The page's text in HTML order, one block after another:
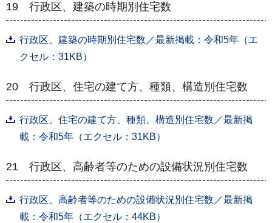
19 行政区、建築の時期別住宅数
行政区、建築の時期別住宅数／最新掲載：令和5年（エ
クセル：31KB）
20 行政区、住宅の建て方、種類、構造別住宅数
行政区、住宅の建て方、種類、構造別住宅数／最新掲
載：令和5年（エクセル：31KB）
21 ⾏政区、⾼齢者等のための設備状況別住宅数
⾏政区、⾼齢者等のための設備状況別住宅数／最新掲
載：令和5年（エクセル：44KB）